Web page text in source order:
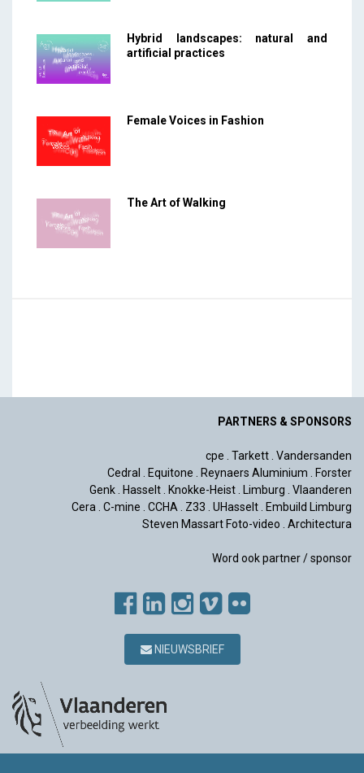
Hybrid landscapes: natural and
artificial practices
Female Voices in Fashion
The Art of Walking
PARTNERS & SPONSORS
cpe . Tarkett. Vandersanden
Cedral . Equitone . Reynaers Aluminium . Forster
Genk. Hasselt. Knokke-Heist. Limburg . Vlaanderen
Cera. C-mine . CCHA. Z33 . UHasselt. Embuild Limburg
Steven Massart Foto-video . Architectura
Word ook partner / sponsor
NIEUWSBRIEF